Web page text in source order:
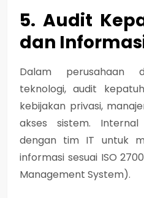
5. Audit
dan
Dalam perusahaan
teknologi, audit
kebijakan privasi,
akses sistem.
dengan tim IT untuk
informasi sesuai ISO
Management System).